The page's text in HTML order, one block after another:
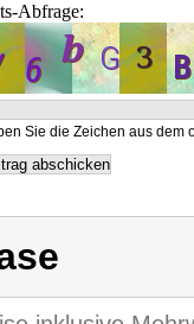
Abfrage:
Sie die Zeichen aus dem